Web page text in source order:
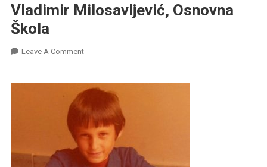
Vladimir Milosavljević, Osnovna
Škola
Leave A CommentOn
Osnovna
Škola